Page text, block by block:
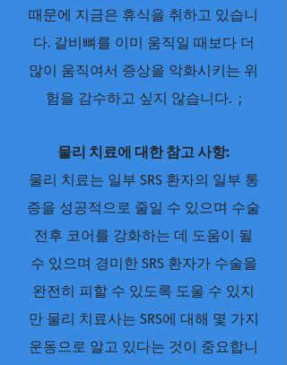
때문에 지금은 휴식을 취하고 있습니
다. 갈비뼈를 이미 움직일 때보다 더
많이 움직여서 증상을 악화시키는 위
험을 감수하고 싶지 않습니다. ;
물리 치료에 대한 참고 사항:
물리 치료는 일부 SRS 환자의 일부 통
증을 성공적으로 줄일 수 있으며 수술
전후 코어를 강화하는 데 도움이 될
수 있으며 경미한 SRS 환자가 수술을
완전히 피할 수 있도록 도울 수 있지
만 물리 치료사는 SRS에 대해 몇 가지
운동으로 알고 있다는 것이 중요합니